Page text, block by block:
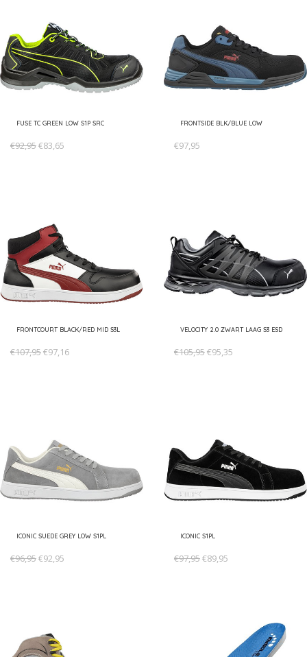
FUSE TC GREEN LOW S1P SRC
€92,95€83,65
FRONTSIDE BLK/BLUE LOW
€97,95
FRONTCOURT BLACK/RED MID S3L
€107,95€97,16
VELOCITY 2.0 ZWART LAAG S3 ESD
€105,95€95,35
ICONIC SUEDE GREY LOW S1PL
€96,95€92,95
ICONIC S1PL
€97,95€89,95